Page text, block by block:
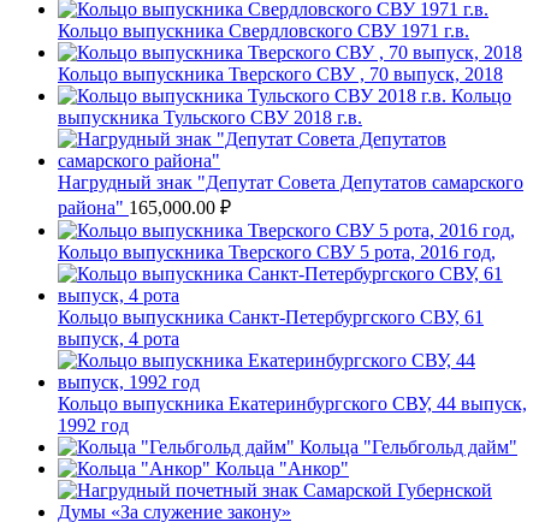
Кольцо выпускника Свердловского СВУ 1971 г.в.
Кольцо выпускника Тверского СВУ , 70 выпуск, 2018
Кольцо
выпускника Тульского СВУ 2018 г.в.
Нагрудный знак "Депутат Совета Депутатов самарского
района" 165,000.00 ₽
Кольцо выпускника Тверского СВУ 5 рота, 2016 год,
Кольцо выпускника Санкт-Петербургского СВУ, 61
выпуск, 4 рота
Кольцо выпускника Екатеринбургского СВУ, 44 выпуск,
1992 год
Кольца "Гельбгольд дайм"
Кольца "Анкор"